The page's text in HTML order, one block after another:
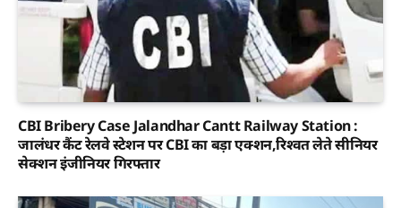
CBI Bribery Case Jalandhar Cantt Railway Station :
जालंधर कैंट रेलवे स्टेशन पर CBI का बड़ा एक्शन,रिश्वत लेते सीनियर
सेक्शन इंजीनियर गिरफ्तार